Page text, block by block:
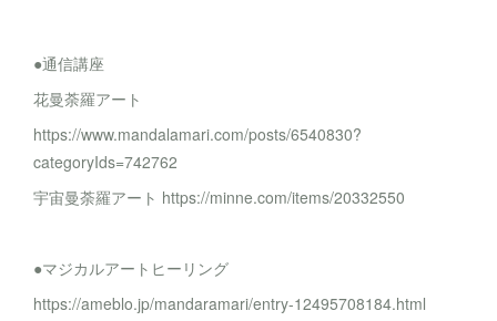
●通信講座
花曼荼羅アート
https://www.mandalamari.com/posts/6540830?
categoryIds=742762
宇宙曼荼羅アート https://minne.com/items/20332550
●マジカルアートヒーリング
https://ameblo.jp/mandaramari/entry-12495708184.html